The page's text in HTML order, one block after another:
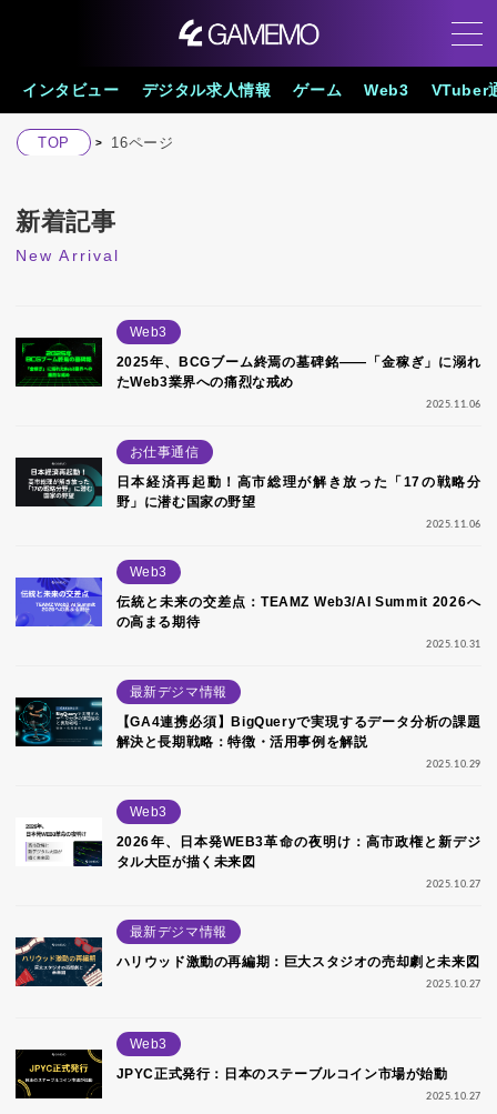
インタビュー デジタル求人情報 ゲーム Web3 VTuber
TOP 16ページ
新着記事
New Arrival
Web3
2025年、BCGブーム終焉の墓碑銘――「金稼ぎ」に溺れ
たWeb3業界への痛烈な戒め
2025.11.06
お仕事通信
日本経済再起動！高市総理が解き放った「17の戦略分
野」に潜む国家の野望
2025.11.06
Web3
伝統と未来の交差点：TEAMZ Web3/AI Summit 2026へ
の高まる期待
2025.10.31
最新デジマ情報
【GA4連携必須】BigQueryで実現するデータ分析の課題
解決と長期戦略：特徴・活用事例を解説
2025.10.29
Web3
2026年、日本発WEB3革命の夜明け：高市政権と新デジ
タル大臣が描く未来図
2025.10.27
最新デジマ情報
ハリウッド激動の再編期：巨大スタジオの売却劇と未来図
2025.10.27
Web3
JPYC正式発行：日本のステーブルコイン市場が始動
2025.10.27